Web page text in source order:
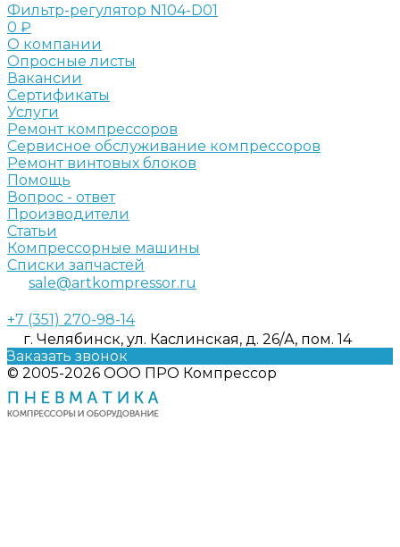
Фильтр-регулятор N104-D01
0 ₽
О компании
Опросные листы
Вакансии
Сертификаты
Услуги
Ремонт компрессоров
Сервисное обслуживание компрессоров
Ремонт винтовых блоков
Помощь
Вопрос - ответ
Производители
Статьи
Компрессорные машины
Списки запчастей
sale@artkompressor.ru
+7 (351) 270-98-14
г. Челябинск, ул. Каслинская, д. 26/А, пом. 14
Заказать звонок
© 2005-2026 ООО ПРО Компрессор